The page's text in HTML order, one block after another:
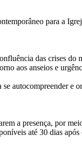
para a
das crises do
aos anseios e
autocompreender e
a presença, por
até 30 dias